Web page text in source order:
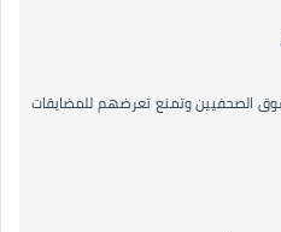
الصحفيين وتمنع تعرضهم للمضايقات